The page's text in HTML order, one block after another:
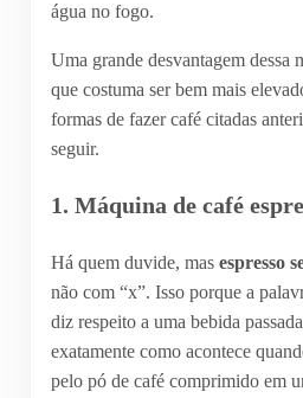
água no fogo.
Uma grande desvantagem dessa
que costuma ser bem mais
formas de fazer café citadas
seguir.
1. Máquina de café
Há quem duvide, mas espresso
não com “x”. Isso porque a
diz respeito a uma bebida passada
exatamente como acontece
pelo pó de café comprimido em